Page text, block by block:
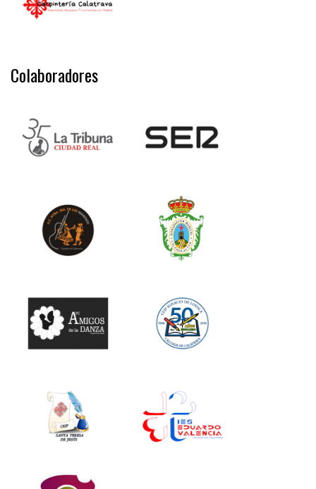
Colaboradores